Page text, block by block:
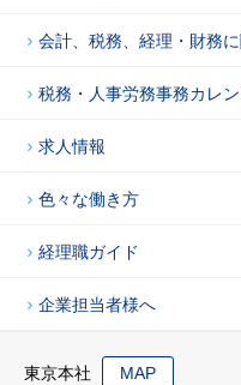
会計、税務、経理・財務
税務・人事労務事務カレ
求人情報
色々な働き方
経理職ガイド
企業担当者様へ
東京本社 MAP